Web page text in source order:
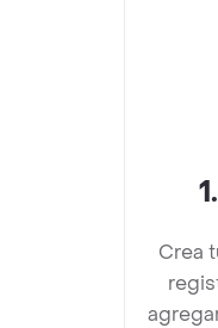
1.
Crea